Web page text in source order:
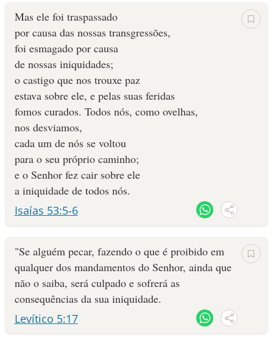
SALMO DO DIA
DEVOCIONAL DIÁRIO
10 MANDAMENTOS
ESTUDOS BÍBLICOS
ESBOÇOS DE PREGAÇÃO
TEMAS
PERGUNTE À BÍBLIA
QUEM SOMOS
LOJA BÍBLIAON
Só Jesus pode quebrar o poder da iniquidade nas nossas vidas
e garantir o nosso acesso a Deus.
Apesar de ser considerado um pecado em geral, muitas vezes a
Palavra de Deus se refere à iniquidade como algum tipo de
perversão sexual.
Mas ele foi traspassado
por causa das nossas transgressões,
foi esmagado por causa
de nossas iniquidades;
o castigo que nos trouxe paz
estava sobre ele, e pelas suas feridas
fomos curados. Todos nós, como ovelhas,
nos desviamos,
cada um de nós se voltou
para o seu próprio caminho;
e o Senhor fez cair sobre ele
a iniquidade de todos nós.
Isaías 53:5-6
"Se alguém pecar, fazendo o que é proibido em
qualquer dos mandamentos do Senhor, ainda que
não o saiba, será culpado e sofrerá as
consequências da sua iniquidade.
Levítico 5:17